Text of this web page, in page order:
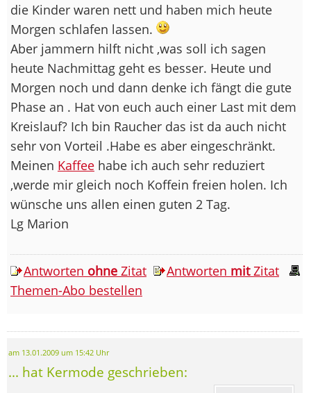
die Kinder waren nett und haben mich heute
Morgen schlafen lassen.
Aber jammern hilft nicht ,was soll ich sagen
heute Nachmittag geht es besser. Heute und
Morgen noch und dann denke ich fängt die gute
Phase an . Hat von euch auch einer Last mit dem
Kreislauf? Ich bin Raucher das ist da auch nicht
sehr von Vorteil .Habe es aber eingeschränkt.
Meinen Kaffee habe ich auch sehr reduziert
,werde mir gleich noch Koffein freien holen. Ich
wünsche uns allen einen guten 2 Tag.
Lg Marion
Antworten ohne Zitat Antworten mitZitat
Themen-Abo bestellen
am 13.01.2009 um 15:42 Uhr
... hat Kermode geschrieben: